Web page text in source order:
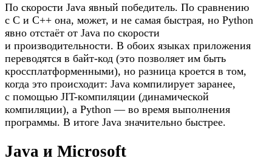
По скорости Java явный победитель. По сравнению
с С и С++ она, может, и не самая быстрая, но Python
явно отстаёт от Java по скорости
и производительности. В обоих языках приложения
переводятся в байт-код (это позволяет им быть
кроссплатформенными), но разница кроется в том,
когда это происходит: Java компилирует заранее,
с помощью JIT-компиляции (динамической
компиляции), а Python — во время выполнения
программы. В итоге Java значительно быстрее.
Java и Microsoft